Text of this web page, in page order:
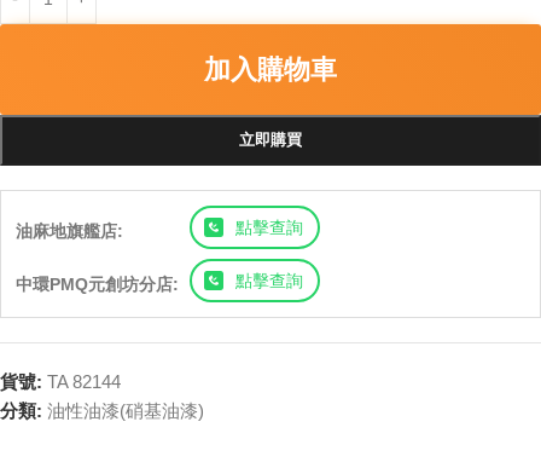
加入購物車
立即購買
油麻地旗艦店: 點擊查詢
中環PMQ元創坊分店: 點擊查詢
貨號: TA 82144
分類: 油性油漆(硝基油漆)